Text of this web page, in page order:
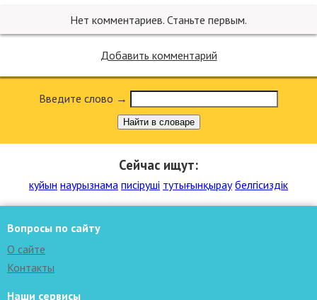
Нет комментариев. Станьте первым.
Добавить комментарий
Введите слово →
Найти в словаре
Сейчас ищут:
куйын наурызнама писіруші тутығынқырау белгісиздік
Вопросы по сайту
О сайте
Контакты
Наши сервисы